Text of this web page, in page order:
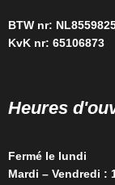
BTW nr:
KvK nr: 65106873
Heures
Fermé le lundi
Mardi – Vendredi :